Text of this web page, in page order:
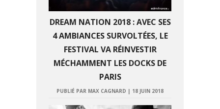
DREAM NATION 2018 : AVEC SES
4 AMBIANCES SURVOLTÉES, LE
FESTIVAL VA RÉINVESTIR
MÉCHAMMENT LES DOCKS DE
PARIS
PUBLIÉ PAR MAX CAGNARD | 18 JUIN 2018